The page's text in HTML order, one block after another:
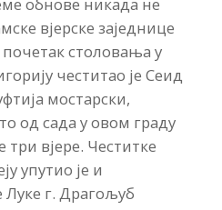
вјерске заједнице
столовања у
честитао је Сеид
мостарски,
од сада у овом граду
три вјере. Честитке
упутио је и
г. Драгољуб